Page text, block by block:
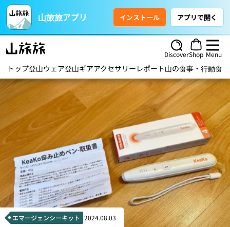
山旅旅アプリ インストール アプリで開く
DiscoverShop Menu
トップ登山ウェア登山ギアアクセサリー レポート山の食事・行動食
エマージェンシーキット 2024.08.03